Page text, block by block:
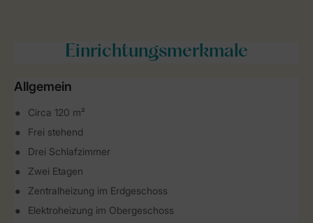
Einrichtungsmerkmale
Allgemein
Circa 120 m²
Frei stehend
Drei Schlafzimmer
Zwei Etagen
Zentralheizung im Erdgeschoss
Elektroheizung im Obergeschoss